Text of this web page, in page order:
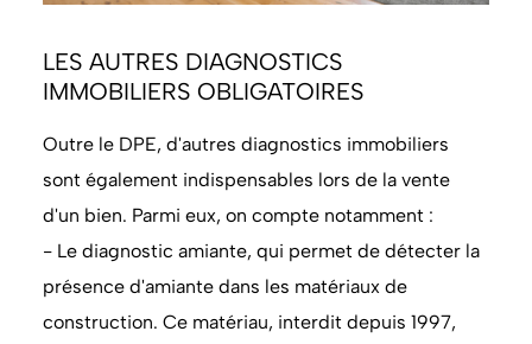
LES AUTRES DIAGNOSTICS
IMMOBILIERS OBLIGATOIRES
Outre le DPE, d'autres diagnostics immobiliers
sont également indispensables lors de la vente
d'un bien. Parmi eux, on compte notamment :
- Le diagnostic amiante, qui permet de détecter la
présence d'amiante dans les matériaux de
construction. Ce matériau, interdit depuis 1997,